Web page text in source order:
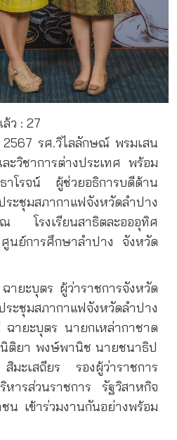
ว : 27
2567 รศ.วิไลลักษณ์ พรมเสน
ะวิชาการต่างประเทศ พร้อม
โรจน์ ผู้ช่วยอธิการบดีด้าน
ะชุมสภากาแฟจังหวัดลำปาง
ณ โรงเรียนสาธิตละอออุทิศ
นย์การศึกษาลำปาง จังหวัด
ายะบุตร ผู้ว่าราชการจังหวัด
ะชุมสภากาแฟจังหวัดลำปาง
ายะบุตร นายกเหล่ากาชาด
นิติยา พงษ์พานิช นายชนาธิป
ะเสถียร รองผู้ว่าราชการ
ารส่วนราชการ รัฐวิสาหกิจ
น เข้าร่วมงานกันอย่างพร้อม